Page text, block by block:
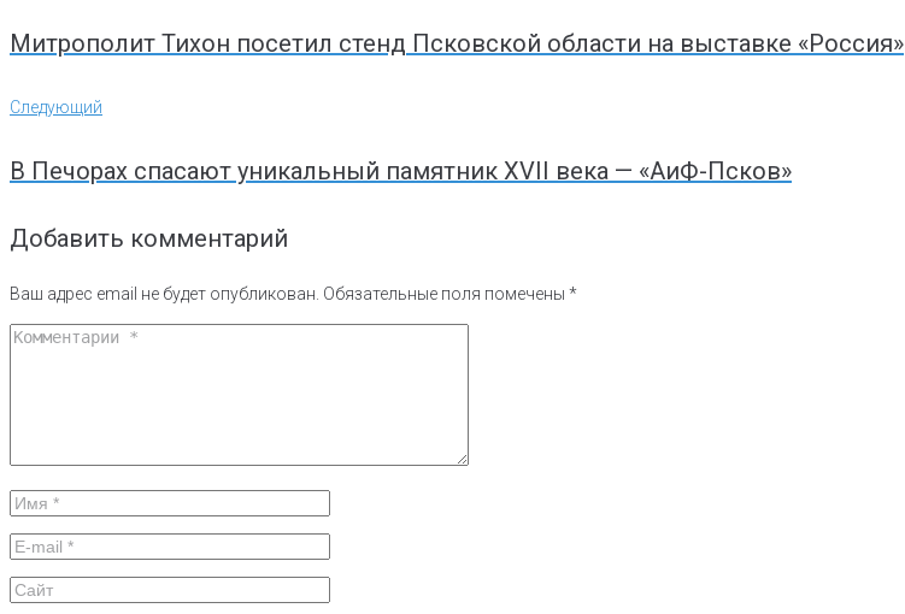
записям
Митрополит Тихон посетил стенд Псковской области на выставке «Россия»
Следующий
Следующий
В Печорах спасают уникальный памятник XVII века — «АиФ-Псков»
Добавить комментарий
Ваш адрес email не будет опубликован. Обязательные поля помечены *